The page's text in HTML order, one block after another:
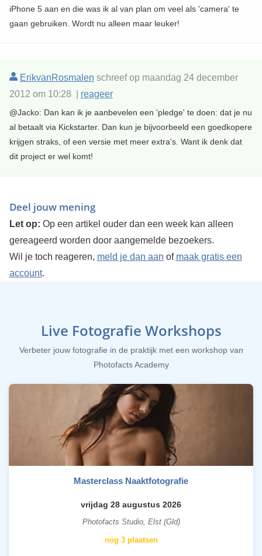
iPhone 5 aan en die was ik al van plan om veel als 'camera' te
gaan gebruiken. Wordt nu alleen maar leuker!
ErikvanRosmalen schreef op maandag 24 december
2012 om 10:28 | reageer
@Jacko: Dan kan ik je aanbevelen een 'pledge' te doen: dat je nu
al betaalt via Kickstarter. Dan kun je bijvoorbeeld een goedkopere
krijgen straks, of een versie met meer extra's. Want ik denk dat
dit project er wel komt!
Deel jouw mening
Let op: Op een artikel ouder dan een week kan alleen
gereageerd worden door aangemelde bezoekers.
Wil je toch reageren, meld je dan aan of maak gratis een
account.
Live Fotografie Workshops
Verbeter jouw fotografie in de praktijk met een workshop van
Photofacts Academy
Masterclass Naaktfotografie
vrijdag 28 augustus 2026
Photofacts Studio, Elst (Gld)
nog 3 plaatsen